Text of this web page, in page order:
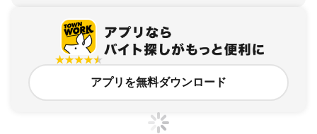
アプリを無料ダウンロード